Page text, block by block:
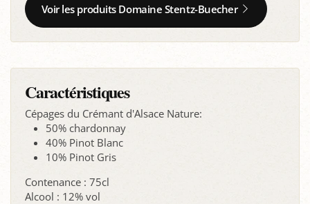
Voir les produits Domaine Stentz-Buecher
Caractéristiques
Cépages du Crémant d'Alsace Nature:
50% chardonnay
40% Pinot Blanc
10% Pinot Gris
Contenance : 75cl
Alcool : 12% vol